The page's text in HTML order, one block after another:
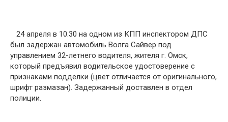
24 апреля в 10.30 на одном из КПП инспектором ДПС
был задержан автомобиль Волга Сайвер под
управлением 32-летнего водителя, жителя г. Омск,
который предъявил водительское удостоверение с
признаками подделки (цвет отличается от оригинального,
шрифт размазан). Задержанный доставлен в отдел
полиции.